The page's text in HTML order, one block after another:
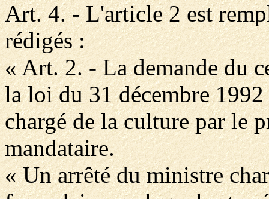
Art. 4. - L'article 2 est
rédigés :
« Art. 2. - La demande du
la loi du 31 décembre 1992
chargé de la culture par le
mandataire.
« Un arrêté du ministre